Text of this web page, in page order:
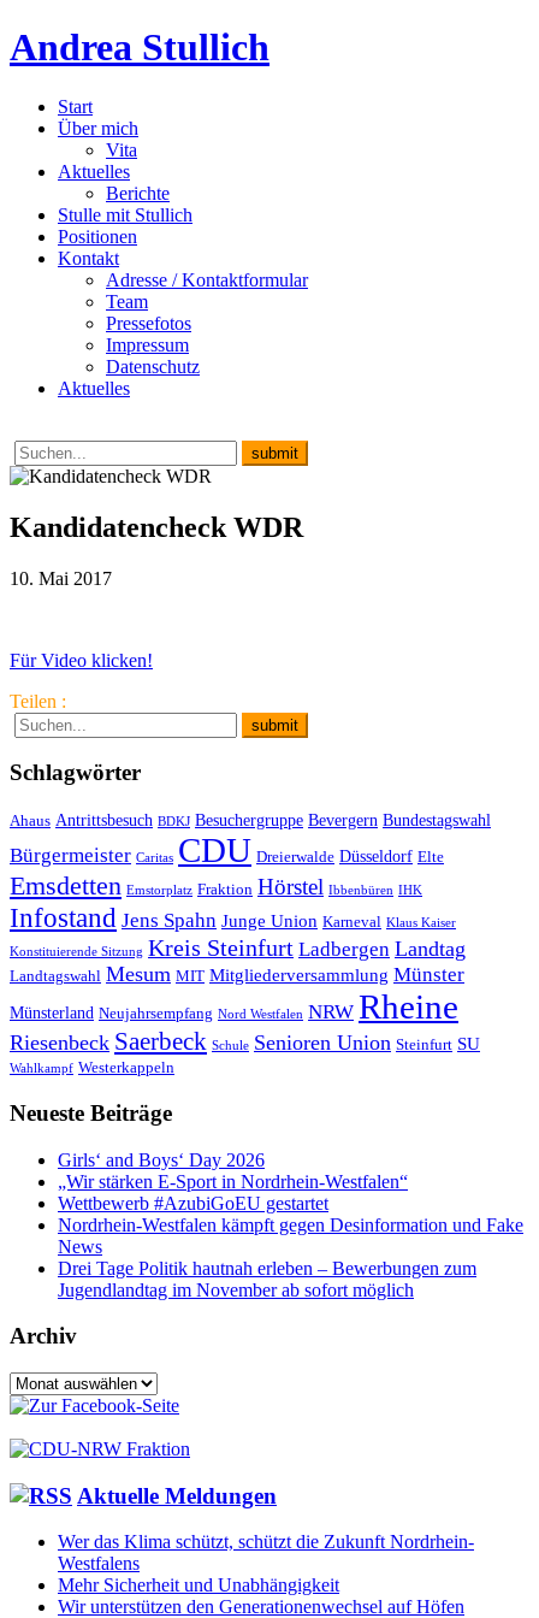
Andrea Stullich
Start
Über mich
Vita
Aktuelles
Berichte
Stulle mit Stullich
Positionen
Kontakt
Adresse / Kontaktformular
Team
Pressefotos
Impressum
Datenschutz
Aktuelles
Kandidatencheck WDR
10. Mai 2017
Für Video klicken!
Teilen :
Schlagwörter
Ahaus Antrittsbesuch BDKJ Besuchergruppe Bevergern Bundestagswahl
Bürgermeister Caritas CDU Dreierwalde Düsseldorf Elte
Emsdetten Emstorplatz Fraktion Hörstel Ibbenbüren IHK
Infostand Jens Spahn Junge Union Karneval Klaus Kaiser
Konstituierende Sitzung Kreis Steinfurt Ladbergen Landtag
Landtagswahl Mesum MIT Mitgliederversammlung Münster
Münsterland Neujahrsempfang Nord Westfalen NRW Rheine
Riesenbeck Saerbeck Schule Senioren Union Steinfurt SU
Wahlkampf Westerkappeln
Neueste Beiträge
Girls‘ and Boys‘ Day 2026
„Wir stärken E-Sport in Nordrhein-Westfalen“
Wettbewerb #AzubiGoEU gestartet
Nordrhein-Westfalen kämpft gegen Desinformation und Fake
News
Drei Tage Politik hautnah erleben – Bewerbungen zum
Jugendlandtag im November ab sofort möglich
Archiv
Archiv
Aktuelle Meldungen
Wer das Klima schützt, schützt die Zukunft Nordrhein-
Westfalens
Mehr Sicherheit und Unabhängigkeit
Wir unterstützen den Generationenwechsel auf Höfen